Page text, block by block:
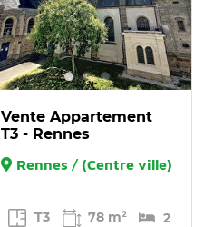
Vente Appartement
T3 - Rennes
Rennes / (Centre ville)
T3 78 m² 2